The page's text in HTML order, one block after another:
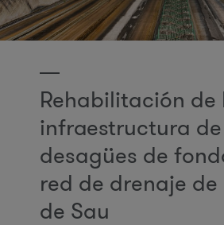
Rehabilitación de
infraestructura
desagües de
red de drenaje
de Sau